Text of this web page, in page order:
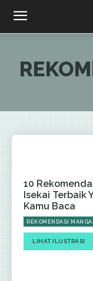
10
Isekai Terbaik
Kamu Baca
REKOMENDASI MANGA
LIHAT ILUSTRASI